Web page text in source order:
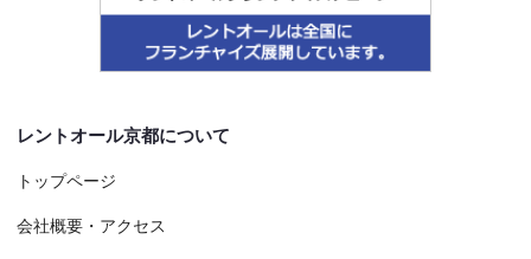
レントオール京都について
トップページ
会社概要・アクセス